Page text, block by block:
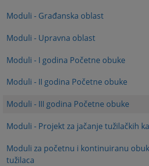
Moduli - Građanska oblast
Moduli - Upravna oblast
Moduli - I godina Početne obuke
Moduli - II godina Početne obuke
Moduli - III godina Početne obuke
Moduli - Projekt za jačanje tužilačkih
Moduli za početnu i kontinuiranu
tužilaca